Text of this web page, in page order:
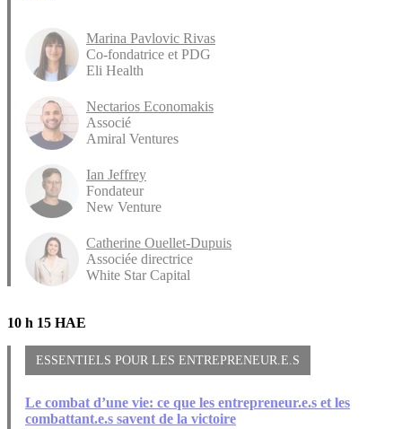
Marina Pavlovic Rivas
Co-fondatrice et PDG
Eli Health
Nectarios Economakis
Associé
Amiral Ventures
Ian Jeffrey
Fondateur
New Venture
Catherine Ouellet-Dupuis
Associée directrice
White Star Capital
10 h 15 HAE
ESSENTIELS POUR LES ENTREPRENEUR.E.S
Le combat d’une vie: ce que les entrepreneur.e.s et les
combattant.e.s savent de la victoire